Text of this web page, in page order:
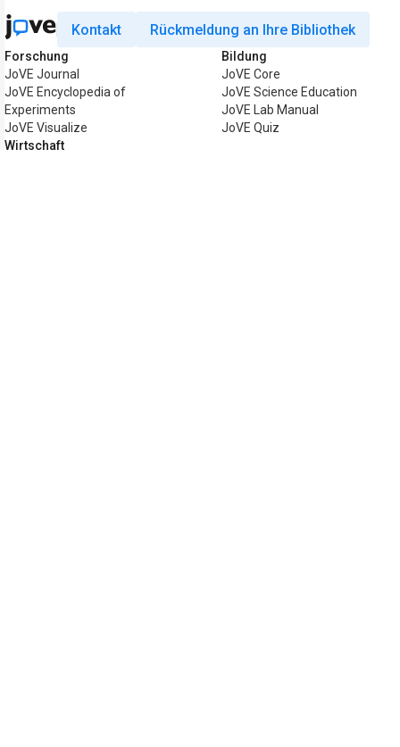
Kontakt Rückmeldung an Ihre Bibliothek
Forschung
JoVE Journal
JoVE Encyclopedia of
Experiments
JoVE Visualize
Wirtschaft
Bildung
JoVE Core
JoVE Science Education
JoVE Lab Manual
JoVE Quiz